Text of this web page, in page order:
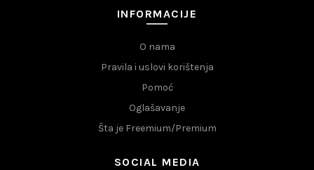
INFORMACIJE
O nama
Pravila i uslovi korištenja
Pomoć
Oglašavanje
Šta je Freemium/Premium
SOCIAL MEDIA